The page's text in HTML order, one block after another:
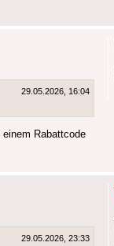
29.05.2026, 16:04
Rabattcode
29.05.2026, 23:33